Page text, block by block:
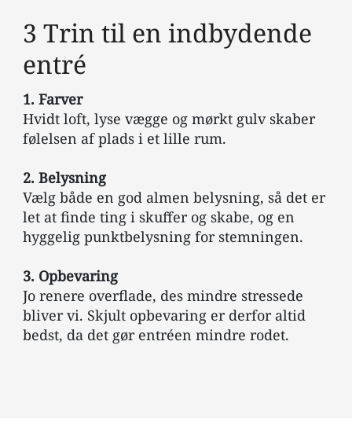
3 Trin til en indbydende
entré
1. Farver
Hvidt loft, lyse vægge og mørkt gulv skaber
følelsen af plads i et lille rum.
2. Belysning
Vælg både en god almen belysning, så det er
let at finde ting i skuffer og skabe, og en
hyggelig punktbelysning for stemningen.
3. Opbevaring
Jo renere overflade, des mindre stressede
bliver vi. Skjult opbevaring er derfor altid
bedst, da det gør entréen mindre rodet.